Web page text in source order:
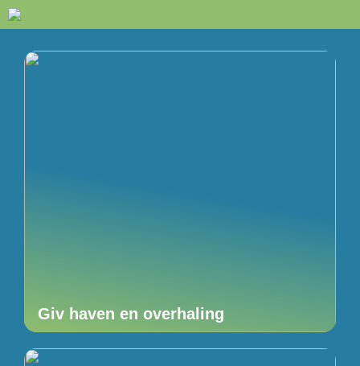
Giv haven en overhaling